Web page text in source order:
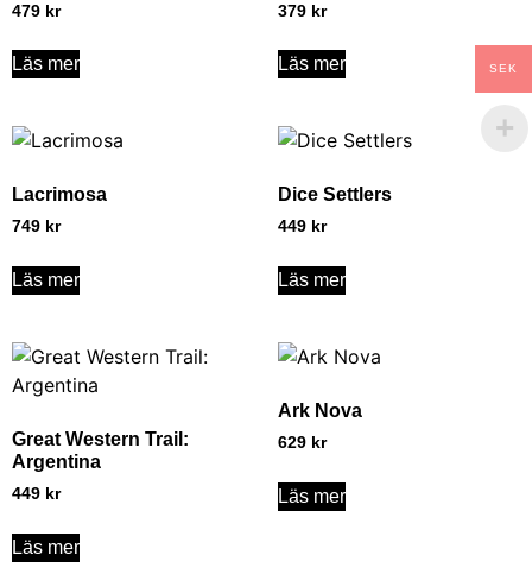
479 kr
Läs mer
379 kr
Läs mer
Lacrimosa
749 kr
Läs mer
Dice Settlers
449 kr
Läs mer
Great Western Trail:
Argentina
449 kr
Läs mer
Ark Nova
629 kr
Läs mer
SEK